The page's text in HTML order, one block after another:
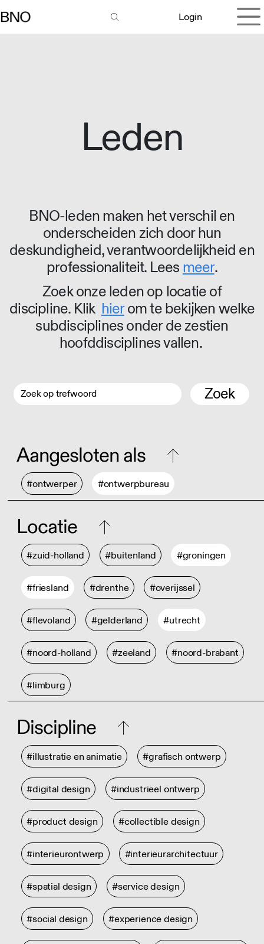
Login
Leden
BNO-leden maken het verschil en
onderscheiden zich door hun
deskundigheid, verantwoordelijkheid en
professionaliteit. Lees meer.
Zoek onze leden op locatie of
discipline. Klik hierom te bekijken welke
subdisciplines onder de zestien
hoofddisciplines vallen.
Zoek
Aangesloten als
#ontwerper #ontwerpbureau
Locatie
#zuid-holland #buitenland #groningen
#friesland #drenthe #overijssel
#flevoland #gelderland #utrecht
#noord-holland #zeeland #noord-brabant
#limburg
Discipline
#illustratie en animatie #grafisch ontwerp
#digital design #industrieel ontwerp
#product design #collectible design
#interieurontwerp #interieurarchitectuur
#spatial design #service design
#social design #experience design